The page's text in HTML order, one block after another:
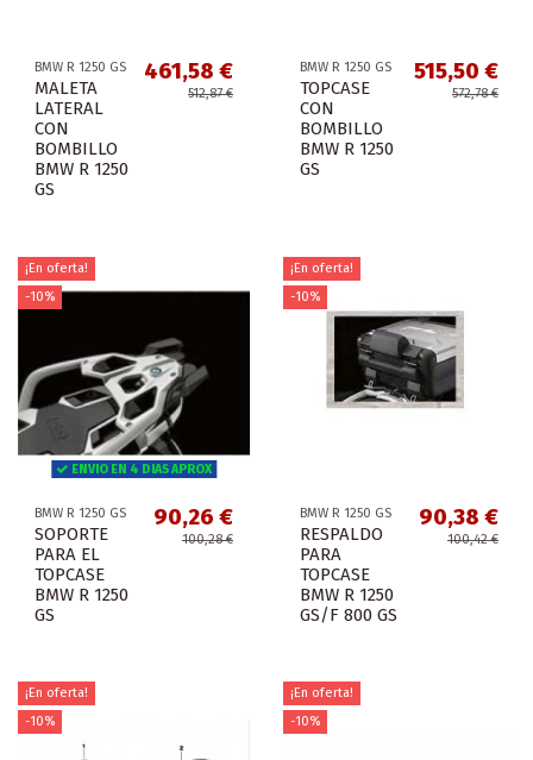
BMW R 1250 GS
MALETA
LATERAL
CON
BOMBILLO
BMW R 1250
GS
461,58 €
512,87 €
BMW R 1250 GS
TOPCASE
CON
BOMBILLO
BMW R 1250
GS
515,50 €
572,78 €
¡En oferta!
-10%
ENVIO EN 4 DIAS APROX
BMW R 1250 GS
SOPORTE
PARA EL
TOPCASE
BMW R 1250
GS
90,26 €
100,28 €
¡En oferta!
-10%
BMW R 1250 GS
RESPALDO
PARA
TOPCASE
BMW R 1250
GS/F 800 GS
90,38 €
100,42 €
¡En oferta!
-10%
¡En oferta!
-10%